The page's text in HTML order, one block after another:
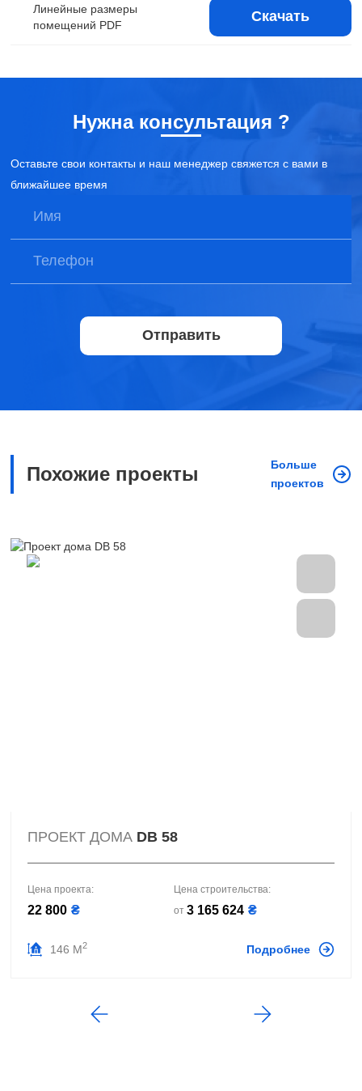
Линейные размеры
помещений PDF
Скачать
Нужна консультация ?
Оставьте свои контакты и наш менеджер свяжется с вами в
ближайшее время
Отправить
Похожие проекты
Больше
проектов
ПРОЕКТ ДОМА DB 58
Цена проекта:
22 800 ₴
Цена строительства:
от 3 165 624 ₴
146 М2 Подробнее